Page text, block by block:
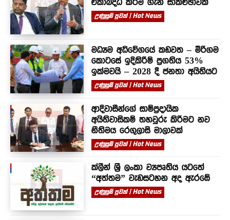
ඒකාබද්ධ කිරීම ගැන සාකච්ඡාවක්
උණුසුම් පුවත් | Hot News
මධ්‍යම අධිවේගයේ කඩවත – මීරිගම
කොටසේ ඉදිකිරීම් ප්‍රගතිය 53%
ඉක්මවයි – 2028 දී ජනතා අයිතියට
උණුසුම් පුවත් | Hot News
ආදිවාසීන්ගේ සාම්ප්‍රදායික
අයිතිවාසිකම් තහවුරු කිරීමට නව
නීතිමය රෙගුලාසි මාලාවක්
උණුසුම් පුවත් | Hot News
ක්ලීන් ශ්‍රී ලංකා ව්‍යපෘතිය යටතේ
“අත්තම” වැඩසටහන අද ඇරඹේ
උණුසුම් පුවත් | Hot News